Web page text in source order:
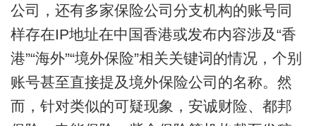
公司，还有多家保险公司分支机构的账号同
样存在IP地址在中国香港或发布内容涉及“香
港”“海外”“境外保险”相关关键词的情况，个别
账号甚至直接提及境外保险公司的名称。然
而，针对类似的可疑现象，安诚财险、都邦